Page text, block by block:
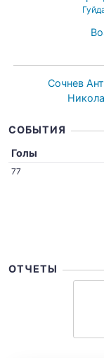
Сочнев
СОБЫТИЯ
Голы
77
ОТЧЕТЫ